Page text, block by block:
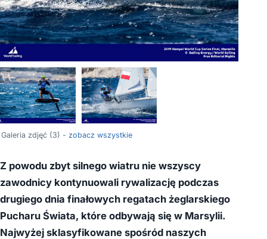
Galeria zdjęć (3) - zobacz wszystkie
Z powodu zbyt silnego wiatru nie wszyscy
zawodnicy kontynuowali rywalizację podczas
drugiego dnia finałowych regatach żeglarskiego
Pucharu Świata, które odbywają się w Marsylii.
Najwyżej sklasyfikowane spośród naszych